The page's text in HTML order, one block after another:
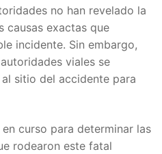
no han revelado la
causas exactas que
incidente. Sin embargo,
viales se
sitio del accidente para
curso para determinar las
rodearon este fatal